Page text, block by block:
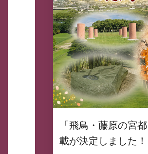
「飛鳥・藤原の宮
載が決定しました！